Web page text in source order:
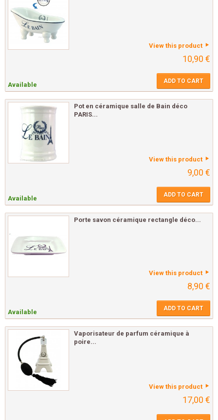
View this product
10,90 €
Available ADD TO CART
Pot en céramique salle de Bain déco
PARIS...
View this product
9,00 €
Available ADD TO CART
Porte savon céramique rectangle déco...
View this product
8,90 €
Available ADD TO CART
Vaporisateur de parfum céramique à
poire...
View this product
17,00 €